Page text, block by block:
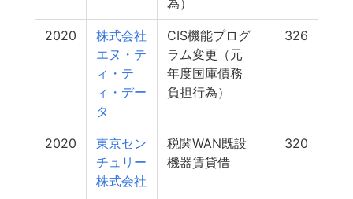
為）
2020
株式会社
エヌ・テ
ィ・テ
ィ・デー
タ
CIS機能プログ
ラム変更（元
年度国庫債務
負担行為）
326
2020
東京セン
チュリー
株式会社
税関WAN既設
機器賃貸借
320